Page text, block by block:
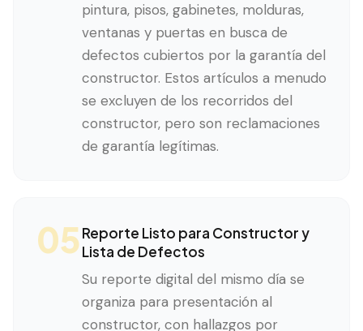
pintura, pisos, gabinetes, molduras,
ventanas y puertas en busca de
defectos cubiertos por la garantía del
constructor. Estos artículos a menudo
se excluyen de los recorridos del
constructor, pero son reclamaciones
de garantía legítimas.
05Reporte Listo para Constructor y
Lista de Defectos
Su reporte digital del mismo día se
organiza para presentación al
constructor, con hallazgos por